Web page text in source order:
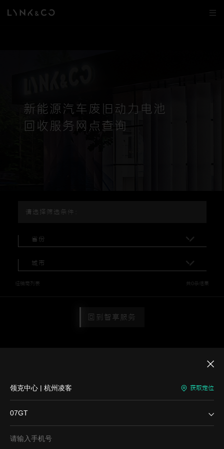
新能源汽车废旧动力电池
回收服务网点查询
请选择筛选条件：
省份
城市
经销商列表 共0条结果
回到智享服务
领克中心 | 杭州凌客 获取定位
07GT
车载应用备案信息
4006-010101